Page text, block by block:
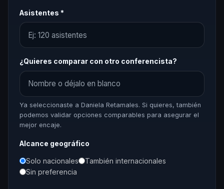
Asistentes *
¿Quieres comparar con otro conferencista?
Ya seleccionaste a Daniela Retamales. Si quieres, también
podemos validar opciones comparables para asegurar el
mejor encaje.
Alcance geográfico
Solo nacionales
También internacionales
Sin preferencia